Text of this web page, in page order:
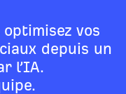
vos
depuis un
l’IA.